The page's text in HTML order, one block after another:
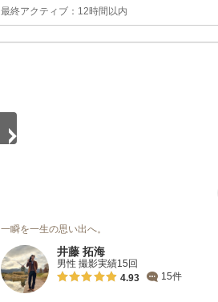
最終アクティブ：12時間以内
一瞬を一生の思い出へ。
井藤 拓海
男性 撮影実績15回
4.93
15件